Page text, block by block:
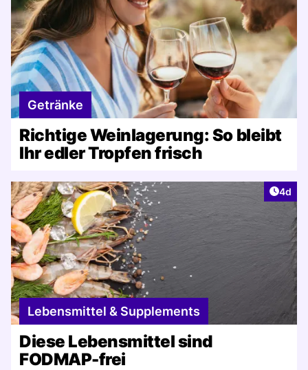
Getränke
Richtige Weinlagerung: So bleibt
Ihr edler Tropfen frisch
4d
Lebensmittel & Supplements
Diese Lebensmittel sind
FODMAP-frei